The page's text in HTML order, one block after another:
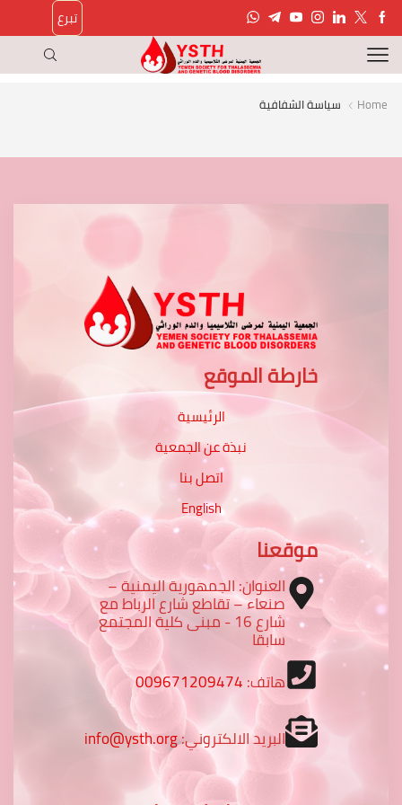
تبرع
Home سياسة الشفافية
خارطة الموقع
الرئيسية
نبذة عن الجمعية
اتصل بنا
English
موقعنا
العنوان: الجمهورية اليمنية –
صنعاء – تقاطع شارع الرباط مع
شارع 16 - مبنى كلية المجتمع
سابقا
هاتف:009671209474
البريد الالكتروني:info@ysth.org